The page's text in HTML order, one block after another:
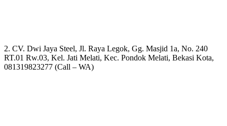
2. CV. Dwi Jaya Steel, Jl. Raya Legok, Gg. Masjid 1a, No. 240
RT.01 Rw.03, Kel. Jati Melati, Kec. Pondok Melati, Bekasi Kota,
081319823277 (Call – WA)